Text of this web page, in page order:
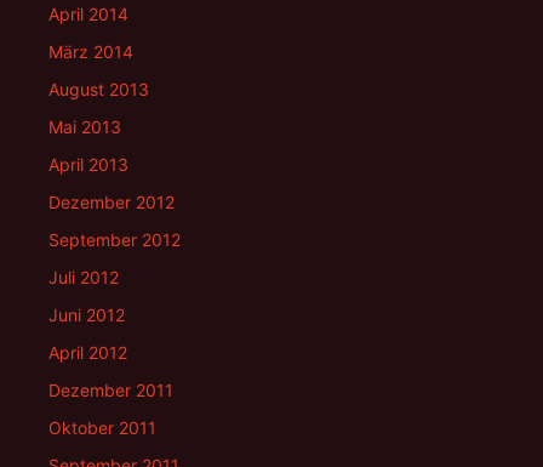
April 2014
März 2014
August 2013
Mai 2013
April 2013
Dezember 2012
September 2012
Juli 2012
Juni 2012
April 2012
Dezember 2011
Oktober 2011